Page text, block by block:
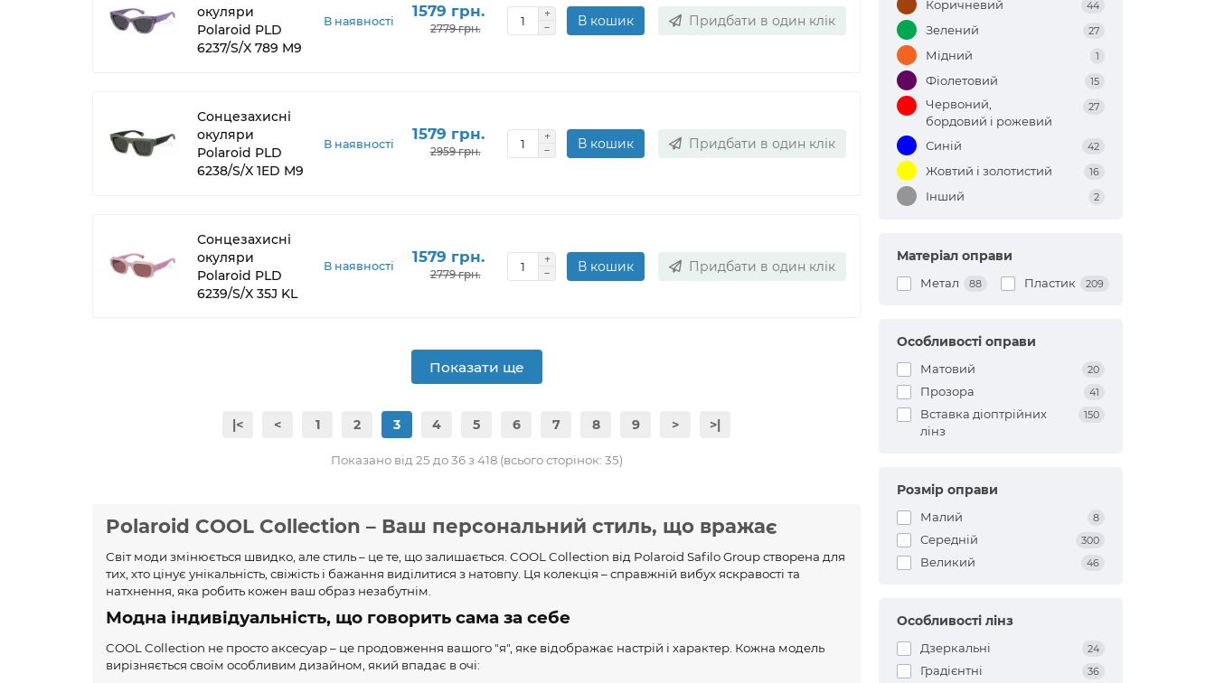
окуляри
Polaroid PLD
6237/S/X 789 M9
В наявності
1579 грн.
2779 грн. В кошик Придбати в один клік
Сонцезахисні
окуляри
Polaroid PLD
6238/S/X 1ED M9
В наявності
1579 грн.
2959 грн. В кошик Придбати в один клік
Сонцезахисні
окуляри
Polaroid PLD
6239/S/X 35J KL
В наявності
1579 грн.
2779 грн. В кошик Придбати в один клік
Показати ще
|< < 1 2 3 4 5 6 7 8 9 > >|
Показано від 25 до 36 з 418 (всього сторінок: 35)
Polaroid COOL Collection – Ваш персональний стиль, що вражає
Світ моди змінюється швидко, але стиль – це те, що залишається. COOL Collection від Polaroid Safilo Group створена для
тих, хто цінує унікальність, свіжість і бажання виділитися з натовпу. Ця колекція – справжній вибух яскравості та
натхнення, яка робить кожен ваш образ незабутнім.
Модна індивідуальність, що говорить сама за себе
COOL Collection не просто аксесуар – це продовження вашого "я", яке відображає настрій і характер. Кожна модель
вирізняється своїм особливим дизайном, який впадає в очі:
Коричневий 44
Зелений 27
Мідний 1
Фіолетовий 15
Червоний,
бордовий і рожевий
27
Синій 42
Жовтий і золотистий 16
Інший 2
Матеріал оправи
Метал 88 Пластик 209
Особливості оправи
Матовий 20
Прозора 41
Вставка діоптрійних
лінз
150
Розмір оправи
Малий 8
Середній 300
Великий 46
Особливості лінз
Дзеркальні 24
Градієнтні 36